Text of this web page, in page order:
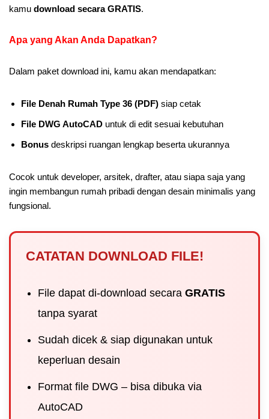
kamu download secara GRATIS.
Apa yang Akan Anda Dapatkan?
Dalam paket download ini, kamu akan mendapatkan:
File Denah Rumah Type 36 (PDF) siap cetak
File DWG AutoCAD untuk di edit sesuai kebutuhan
Bonus deskripsi ruangan lengkap beserta ukurannya
Cocok untuk developer, arsitek, drafter, atau siapa saja yang
ingin membangun rumah pribadi dengan desain minimalis yang
fungsional.
CATATAN DOWNLOAD FILE!
File dapat di-download secara GRATIS
tanpa syarat
Sudah dicek & siap digunakan untuk
keperluan desain
Format file DWG – bisa dibuka via
AutoCAD